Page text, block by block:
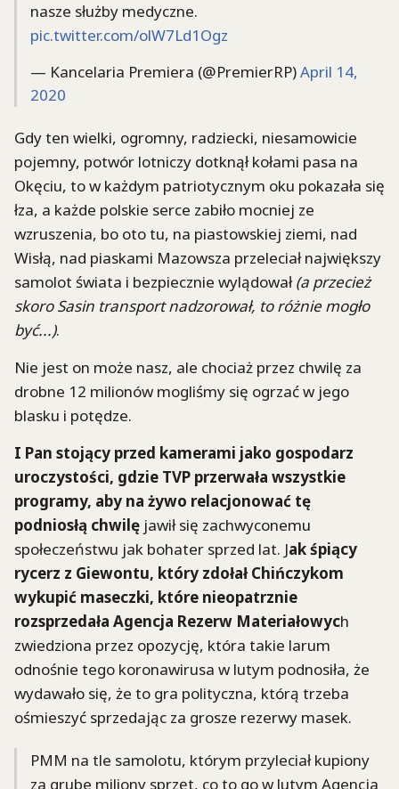
nasze służby medyczne.
pic.twitter.com/olW7Ld1Ogz
— Kancelaria Premiera (@PremierRP)April 14,
2020
Gdy ten wielki, ogromny, radziecki, niesamowicie
pojemny, potwór lotniczy dotknął kołami pasa na
Okęciu, to w każdym patriotycznym oku pokazała się
łza, a każde polskie serce zabiło mocniej ze
wzruszenia, bo oto tu, na piastowskiej ziemi, nad
Wisłą, nad piaskami Mazowsza przeleciał największy
samolot świata i bezpiecznie wylądował(a przecież
skoro Sasin transport nadzorował, to różnie mogło
być...).
Nie jest on może nasz, ale chociaż przez chwilę za
drobne 12 milionów mogliśmy się ogrzać w jego
blasku i potędze.
I Pan stojący przed kamerami jako gospodarz
uroczystości, gdzie TVP przerwała wszystkie
programy, aby na żywo relacjonować tę
podniosłą chwilę jawił się zachwyconemu
społeczeństwu jak bohater sprzed lat. Jak śpiący
rycerz z Giewontu, który zdołał Chińczykom
wykupić maseczki, które nieopatrznie
rozsprzedała Agencja Rezerw Materiałowych
zwiedziona przez opozycję, która takie larum
odnośnie tego koronawirusa w lutym podnosiła, że
wydawało się, że to gra polityczna, którą trzeba
ośmieszyć sprzedając za grosze rezerwy masek.
PMM na tle samolotu, którym przyleciał kupiony
za grube miliony sprzęt, co to go w lutym Agencja